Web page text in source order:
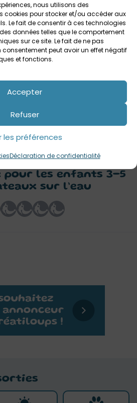
nous utilisons des
cookies pour stocker et/ou accéder aux
Le fait de consentir à ces technologies
données telles que le comportement
sur ce site. Le fait de ne pas
consentement peut avoir un effet négatif
et fonctions.
Accepter
Refuser
les préférences
Déclaration de confidentialité
bébés : Le Voyage de
de la Marine
de Paris
pour les enfants 3-5
sur l’eau